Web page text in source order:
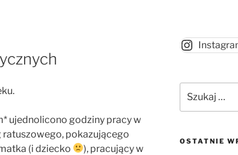
ujednolicono godziny pracy w
ratuszowego, pokazującego
(i dziecko
), pracujący w
OSTATNIE